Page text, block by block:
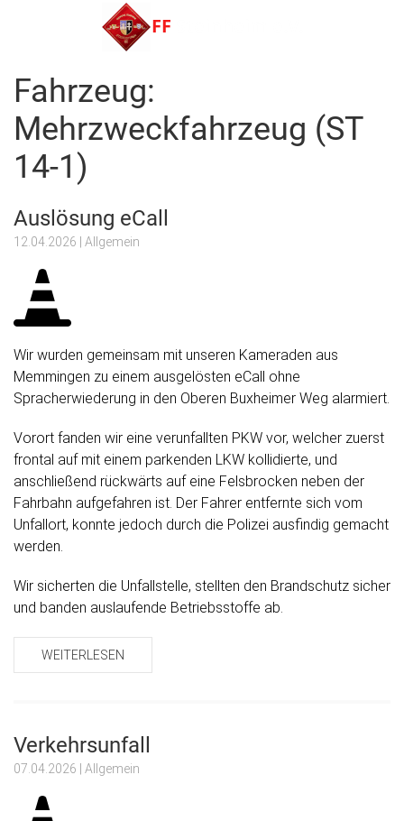
FF Steinheim e.V.
Fahrzeug:
Mehrzweckfahrzeug (ST
14-1)
Auslösung eCall
12.04.2026 | Allgemein
Wir wurden gemeinsam mit unseren Kameraden aus
Memmingen zu einem ausgelösten eCall ohne
Spracherwiederung in den Oberen Buxheimer Weg alarmiert.
Vorort fanden wir eine verunfallten PKW vor, welcher zuerst
frontal auf mit einem parkenden LKW kollidierte, und
anschließend rückwärts auf eine Felsbrocken neben der
Fahrbahn aufgefahren ist. Der Fahrer entfernte sich vom
Unfallort, konnte jedoch durch die Polizei ausfindig gemacht
werden.
Wir sicherten die Unfallstelle, stellten den Brandschutz sicher
und banden auslaufende Betriebsstoffe ab.
WEITERLESEN
Verkehrsunfall
07.04.2026 | Allgemein